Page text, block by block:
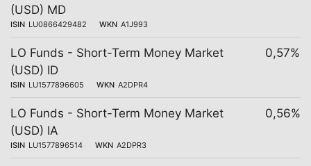
(USD) MD
ISIN LU0866429482 WKN A1J993
LO Funds - Short-Term Money Market
(USD) ID
ISIN LU1577896605 WKN A2DPR4
0,57%
LO Funds - Short-Term Money Market
(USD) IA
ISIN LU1577896514 WKN A2DPR3
0,56%